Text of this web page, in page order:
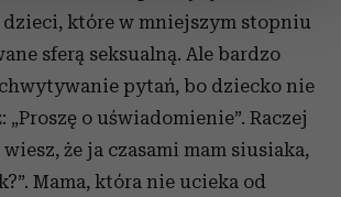
swoją zgodę w dowolnej chwili.
pliki cookie do spersonalizowania treści
funkcje społecznościowe i
naszej witrynie. Informacje o tym, jak
witryny, udostępniamy partnerom
reklamowym i analitycznym.
dzieci, które w mniejszym stopniu
sferą seksualną. Ale bardzo
pytań, bo dziecko nie
o uświadomienie”. Raczej
że ja czasami mam siusiaka,
Mama, która nie ucieka od